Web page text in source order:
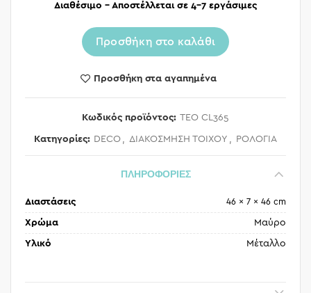
Διαθέσιμο – Αποστέλλεται σε 4-7 εργάσιμες
Προσθήκη στο καλάθι
Προσθήκη στα αγαπημένα
Κωδικός προϊόντος: TEO CL365
Κατηγορίες: DECO , ΔΙΑΚΟΣΜΗΣΗ ΤΟΙΧΟΥ , ΡΟΛΟΓΙΑ
ΠΛΗΡΟΦΟΡΙΕΣ
Διαστάσεις 46 × 7 × 46 cm
Χρώμα Μαύρο
Υλικό Μέταλλο